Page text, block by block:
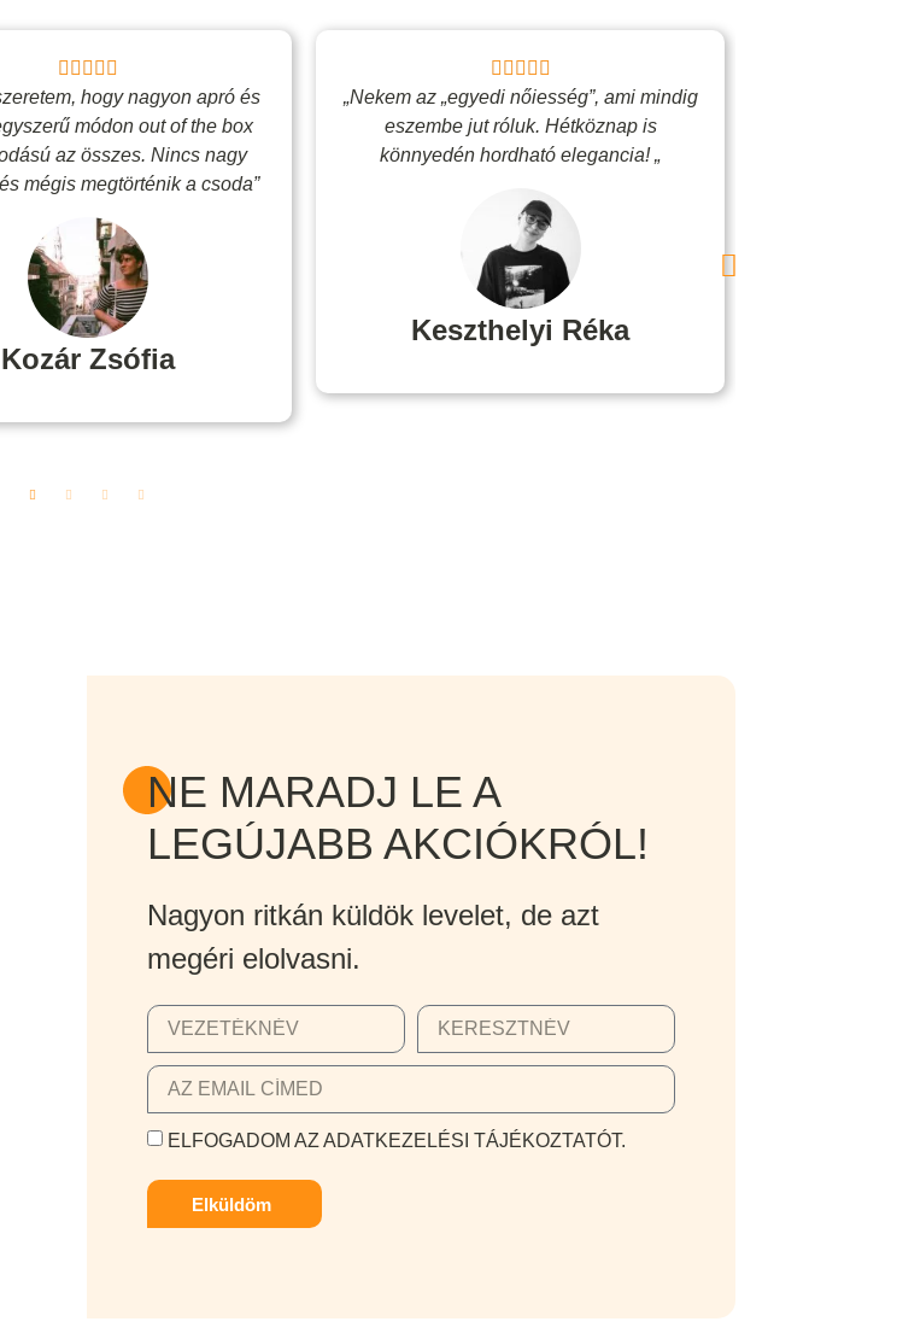
hogy nagyon apró és
módon out of the box
az összes. Nincs nagy
mégis megtörténik a csoda”
Kozár Zsófia
„Nekem az „egyedi nőiesség”, ami mindig
eszembe jut róluk. Hétköznap is
könnyedén hordható elegancia! „
Keszthelyi Réka
NE MARADJ LE A
LEGÚJABB AKCIÓKRÓL!
Nagyon ritkán küldök levelet, de azt
megéri elolvasni.
ELFOGADOM AZ ADATKEZELÉSI TÁJÉKOZTATÓT.
Elküldöm